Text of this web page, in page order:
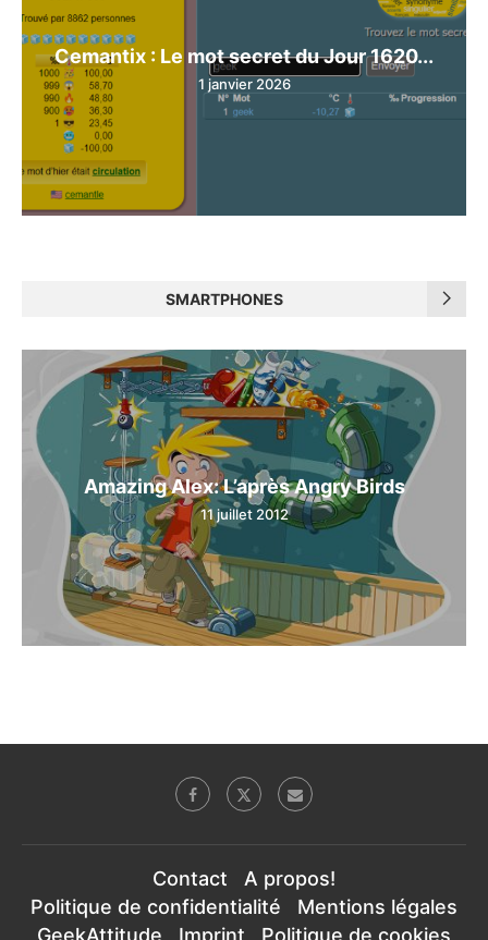
Cemantix : Le mot secret du Jour 1620...
1 janvier 2026
SMARTPHONES
Amazing Alex: L’après Angry Birds
11 juillet 2012
Contact
A propos!
Politique de confidentialité
Mentions légales
GeekAttitude
Imprint Politique de cookies